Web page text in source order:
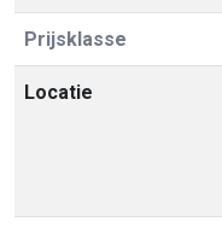
Prijsklasse
Locatie